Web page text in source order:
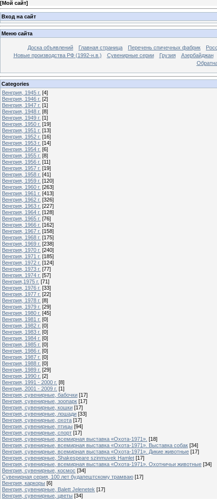
[Мой сайт]
Вход на сайт
Меню сайта
Доска объявлений Главная страница Перечень спичечных фабрик
Новые производства РФ (1992-н.в.)
Сувенирные серии Грузия
Азербайджан
Categories
Венгрия, 1945 г. [4]
Венгрия, 1946 г. [2]
Венгрия, 1947 г. [1]
Венгрия, 1948 г. [8]
Венгрия, 1949 г. [1]
Венгрия, 1950 г. [19]
Венгрия, 1951 г. [13]
Венгрия, 1952 г. [16]
Венгрия, 1953 г. [14]
Венгрия, 1954 г. [6]
Венгрия, 1955 г. [8]
Венгрия, 1956 г. [11]
Венгрия, 1957 г. [19]
Венгрия, 1958 г. [41]
Венгрия, 1959 г. [120]
Венгрия, 1960 г. [263]
Венгрия, 1961 г. [413]
Венгрия, 1962 г. [326]
Венгрия, 1963 г. [227]
Венгрия, 1964 г. [128]
Венгрия, 1965 г. [76]
Венгрия, 1966 г. [162]
Венгрия, 1967 г. [158]
Венгрия, 1968 г. [175]
Венгрия, 1969 г. [238]
Венгрия, 1970 г. [240]
Венгрия, 1971 г. [185]
Венгрия, 1972 г. [124]
Венгрия, 1973 г. [77]
Венгрия. 1974 г. [57]
Венгрия,1975 г. [71]
Венгрия, 1976 г. [33]
Венгрия, 1977 г. [22]
Венгрия, 1978 г. [8]
Венгрия, 1979 г. [29]
Венгрия, 1980 г. [45]
Венгрия, 1981 г. [0]
Венгрия, 1982 г. [0]
Венгрия, 1983 г. [0]
Венгрия, 1984 г. [0]
Венгрия, 1985 г. [0]
Венгрия, 1986 г. [0]
Венгрия, 1987 г. [0]
Венгрия, 1988 г. [0]
Венгрия, 1989 г. [29]
Венгрия, 1990 г. [2]
Венгрия, 1991 - 2000 г. [8]
Венгрия, 2001 - 2009 г. [1]
Венгрия, сувенирные, бабочки [17]
Венгрия, сувенирные, зоопарк [17]
Венгрия, сувенирные, кошки [17]
Венгрия, сувенирные, лошади [33]
Венгрия, сувенирные, охота [17]
Венгрия, сувенирные, птицы [94]
Венгрия, сувенирные, спорт [17]
Венгрия, сувенирные, всемирная выставка «Охота-1971». [18]
Венгрия, сувенирные, всемирная выставка «Охота-1971». Выставка собак [34]
Венгрия, сувенирные, всемирная выставка «Охота-1971». Дикие животные [17]
Венгрия, сувенирные, Shakespeare szinmuvek Hamlet [17]
Венгрия, сувенирные, всемирная выставка «Охота-1971». Охотничьи животные [34]
Венгрия, сувенирные, космос [34]
Сувенирная серия, 100 лет будапештскому трамваю [17]
Венгрия, каркоры [6]
Венгрия, сувенирные, Balett Jelenetek [17]
Венгрия, сувенирные, цветы [34]